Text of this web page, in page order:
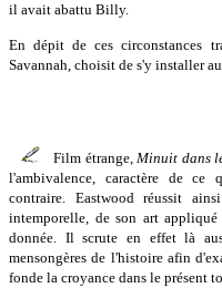
il avait abattu Billy.
En dépit de ces circonstances
Savannah, choisit de s'y installer
Film étrange,Minuit dans
l'ambivalence, caractère de ce
contraire. Eastwood réussit
intemporelle, de son art
donnée. Il scrute en effet là
mensongères de l'histoire afin
fonde la croyance dans le présent